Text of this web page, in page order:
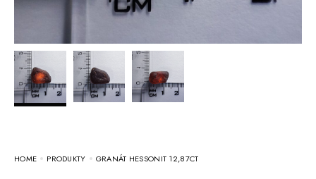
HOME PRODUKTY GRANÁT HESSONIT 12,87CT